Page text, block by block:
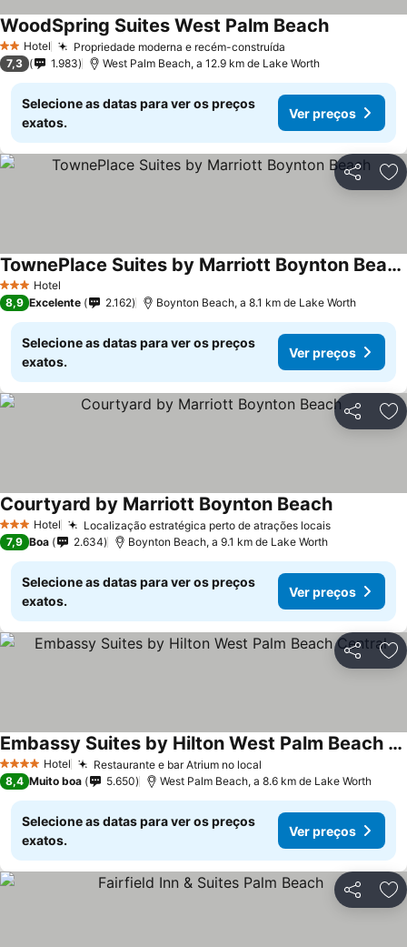
2 Estrelas
Hotel Propriedade moderna e recém-construída
WoodSpring Suites West Palm BeachVer preços
7,3 1.983 West Palm Beach, a 12.9 km de Lake Worth
Selecione as datas para ver os preços
exatos.
Ver preços
Partilhar
3 EstrelasHotel
TownePlace Suites by Marriott Boynton Beach
Ver preços
8,9 Excelente 2.162 Boynton Beach, a 8.1 km de Lake Worth
Selecione as datas para ver os preços
exatos.
Ver preços
Partilhar
3 EstrelasHotel Localização estratégica perto de atrações locaisVer preços
Courtyard by Marriott Boynton BeachVer preços
7,9 Boa 2.634 Boynton Beach, a 9.1 km de Lake Worth
Selecione as datas para ver os preços
exatos.
Ver preços
Partilhar
4 EstrelasHotel Restaurante e bar Atrium no local
Embassy Suites by Hilton West Palm Beach Central
Ver preços
8,4 Muito boa 5.650 West Palm Beach, a 8.6 km de Lake Worth
Selecione as datas para ver os preços
exatos.
Ver preços
Partilhar